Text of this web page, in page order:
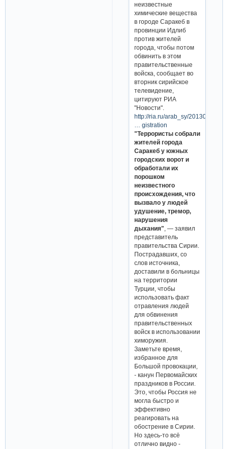
неизвестные
химические вещества
в городе Саракеб в
провинции Идлиб
против жителей
города, чтобы потом
обвинить в этом
правительственные
войска, сообщает во
вторник сирийское
телевидение,
цитируют РИА
"Новости".
http://ria.ru/arab_sy/20130430/
… gistration
"Террористы собрали
жителей города
Саракеб у южных
городских ворот и
обработали их
порошком
неизвестного
происхождения, что
вызвало у людей
удушение, тремор,
нарушения
дыхания" , — заявил
представитель
правительства Сирии.
Пострадавших, со
слов источника,
доставили в больницы
на территории
Турции, чтобы
использовать факт
отравления людей
для обвинения
правительственных
войск в использовании
химоружия.
Заметьте время,
избранное для
Большой провокации,
- канун Первомайских
праздников в России.
Это, чтобы Россия не
могла быстро и
эффективно
реагировать на
обострение в Сирии.
Но здесь-то всё
отлично видно -